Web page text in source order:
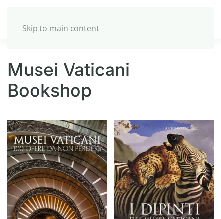
Skip to main content
Musei Vaticani
Bookshop